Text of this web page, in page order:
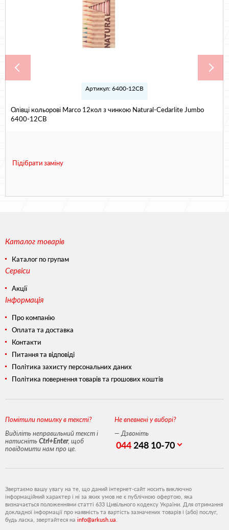
Артикул: 6400-12СВ
Олівці кольорові Marco 12кол з чинкою Natural-Cedarlite Jumbo
6400-12CB
Підібрати заміну
Каталог товарів
Каталог по групам
Сервіси
Акції
Інформація
Про компанію
Оплата та доставка
Контакти
Питання та відповіді
Політика захисту персональних даних
Політика повернення товарів та грошових коштів
Помітили помилку в тексті?
Виділіть неправильний текст і
натиснітьCtrl+Enter, щоб
повідомити нам про це.
Не впевнені у виборі?
— Дзвоніть
044248 10-70
Звертаємо вашу увагу на те, що даний інтернет-сайт носить виключно
інформаційний характер і ні за яких умов не є публічною офертою, яка
визначається положеннями статті 633 Цивільного кодексу України. Для отримання
докладної інформації про наявність та вартість зазначених товарів і (або) послуг,
будь ласка, звертайтеся на info@arkush.ua.